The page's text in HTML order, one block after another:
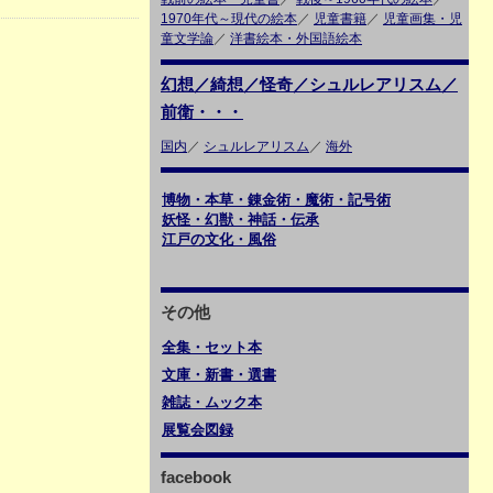
1970年代～現代の絵本／ 児童書籍／ 児童画集・児
童文学論／ 洋書絵本・外国語絵本
幻想／綺想／怪奇／シュルレアリスム／
前衛・・・
国内 ／ シュルレアリスム ／ 海外
博物・本草・錬金術・魔術・記号術
妖怪・幻獣・神話・伝承
江戸の文化・風俗
その他
全集・セット本
文庫・新書・選書
雑誌・ムック本
展覧会図録
facebook